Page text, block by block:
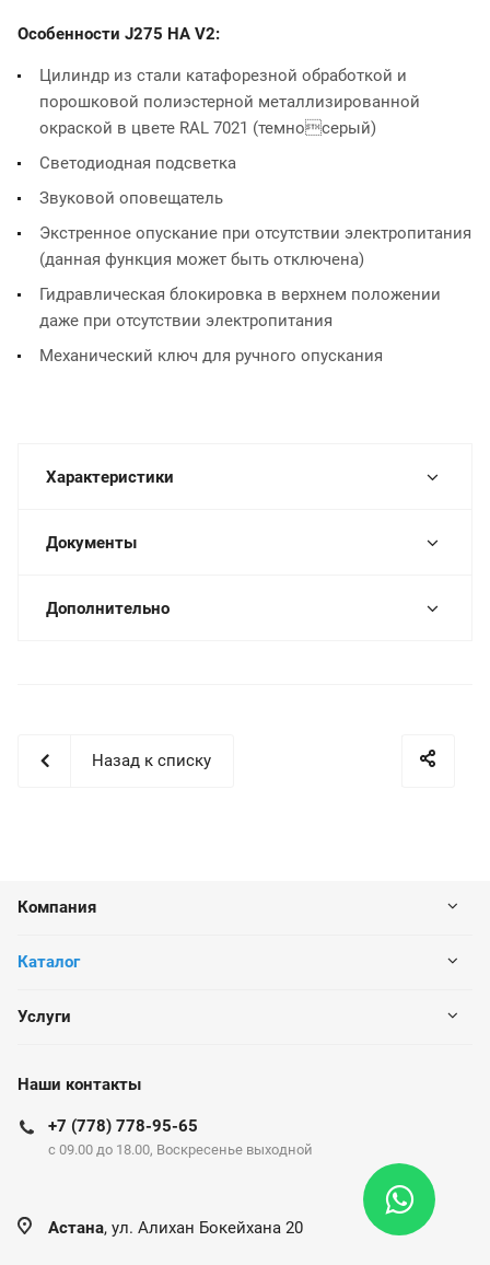
Особенности J275 HA V2:
Цилиндр из стали катафорезной обработкой и
порошковой полиэстерной металлизированной
окраской в цвете RAL 7021 (темносерый)
Светодиодная подсветка
Звуковой оповещатель
Экстренное опускание при отсутствии электропитания
(данная функция может быть отключена)
Гидравлическая блокировка в верхнем положении
даже при отсутствии электропитания
Механический ключ для ручного опускания
Характеристики
Документы
Дополнительно
Назад к списку
Компания
Каталог
Услуги
Наши контакты
+7 (778) 778-95-65
c 09.00 до 18.00, Воскресенье выходной
Астана, ул. Алихан Бокейхана 20